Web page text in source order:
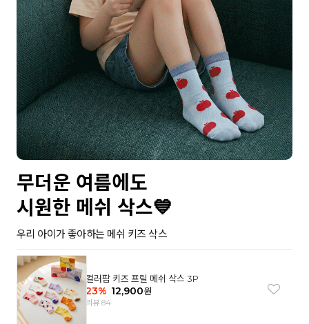
무더운 여름에도
시원한 메쉬 삭스💙
우리 아이가 좋아하는 메쉬 키즈 삭스
컬러팜 키즈 프릴 메쉬 삭스 3P
23% 12,900원
리뷰 84